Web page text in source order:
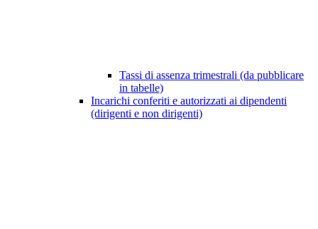
Tassi di assenza trimestrali (da pubblicare
in tabelle)
Incarichi conferiti e autorizzati ai dipendenti
(dirigenti e non dirigenti)